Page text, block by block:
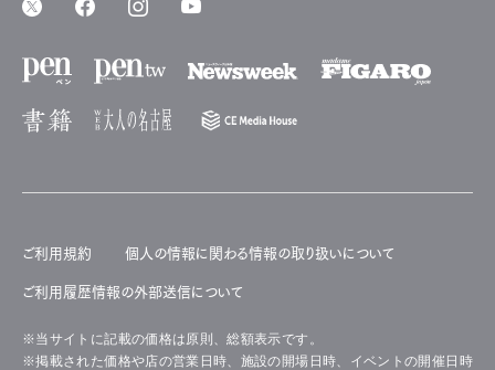
ご利用規約 個人の情報に関わる情報の取り扱いについて
ご利用履歴情報の外部送信について
※当サイトに記載の価格は原則、総額表示です。
※掲載された価格や店の営業日時、施設の開場日時、イベントの開催日時